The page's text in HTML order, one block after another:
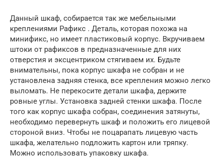
Данный шкаф, собирается так же мебельными
креплениями Рафикс . Деталь, которая похожа на
минификс, но имеет пластиковый корпус. Вкручиваем
штоки от рафиксов в предназначенные для них
отверстия и эксцентриком стягиваем их. Будьте
внимательны, пока корпус шкафа не собран и не
установлена задняя стенка, все крепления можно легко
выломать. Не перекосите детали шкафа, держите
ровные углы. Установка задней стенки шкафа. После
того как корпус шкафа собран, соединения затянуты,
необходимо перевернуть шкаф и положить его лицевой
стороной вниз. Чтобы не поцарапать лицевую часть
шкафа, желательно подложить картон или тряпку.
Можно использовать упаковку шкафа.